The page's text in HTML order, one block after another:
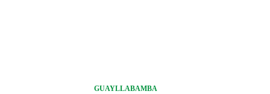
GUAYLLABAMBA